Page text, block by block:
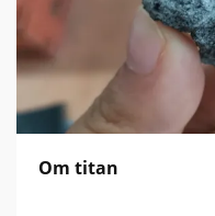
Om titan